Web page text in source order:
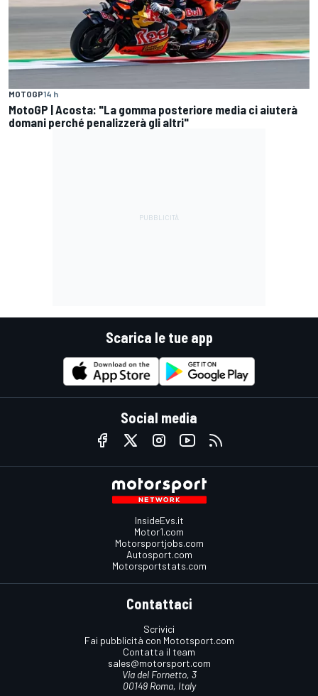
MOTOGP14 h
MotoGP | Acosta: "La gomma posteriore media ci aiuterà
domani perché penalizzerà gli altri"
Scarica le tue app
Social media
InsideEvs.it
Motor1.com
Motorsportjobs.com
Autosport.com
Motorsportstats.com
Contattaci
Scrivici
Fai pubblicità con Mototsport.com
Contatta il team
sales@motorsport.com
Via del Fornetto, 3
00149 Roma, Italy